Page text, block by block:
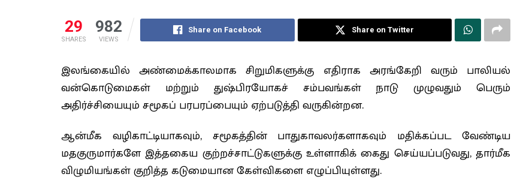
29
SHARES
982
VIEWS
Share on Facebook Share on Twitter
இலங்கையில் அண்மைக்காலமாக சிறுமிகளுக்கு எதிராக அரங்கேறி வரும் பாலியல்
வன்கொடுமைகள் மற்றும் துஷ்பிரயோகச் சம்பவங்கள் நாடு முழுவதும் பெரும்
அதிர்ச்சியையும் சமூகப் பரபரப்பையும் ஏற்படுத்தி வருகின்றன.
ஆன்மீக வழிகாட்டியாகவும், சமூகத்தின் பாதுகாவலர்களாகவும் மதிக்கப்பட வேண்டிய
மதகுருமார்களே இத்தகைய குற்றச்சாட்டுகளுக்கு உள்ளாகிக் கைது செய்யப்படுவது, தார்மீக
விழுமியங்கள் குறித்த கடுமையான கேள்விகளை எழுப்பியுள்ளது.